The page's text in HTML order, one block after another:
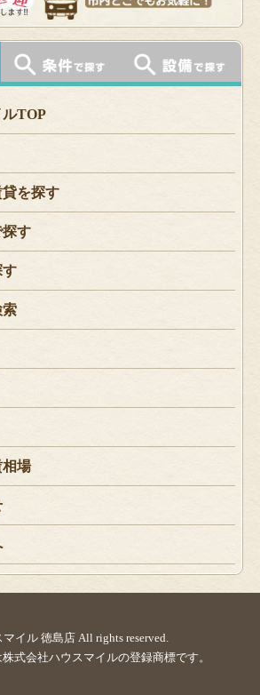
TOP
を探す
探す
す
場
マイル 徳島店 All rights reserved.
式会社ハウスマイルの登録商標です。